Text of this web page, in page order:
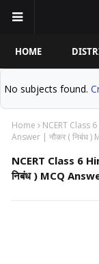
HOME
No subjects found.
Home NCERT Class
Answer | नौकर ( निबंध )
NCERT Class 6
निबंध ) MCQ